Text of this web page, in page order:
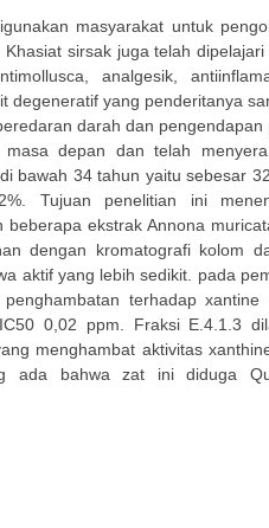
masyarakat untuk
sirsak juga telah
analgesik,
yang penderitanya
darah dan pengendapan
depan dan telah
bawah 34 tahun yaitu sebesar
Tujuan penelitian ini
ekstrak Annona
dengan kromatografi kolom
aktif yang lebih sedikit. pada
terhadap xantine
0,02 ppm. Fraksi E.4.1.3
menghambat aktivitas
ada bahwa zat ini diduga